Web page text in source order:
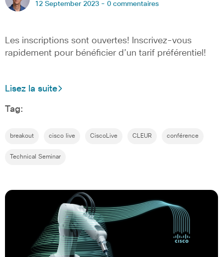
12 September 2023 - 0 commentaires
Les inscriptions sont ouvertes! Inscrivez-vous
rapidement pour bénéficier d’un tarif préférentiel!
Lisez la suite
Tag:
breakout cisco live CiscoLive CLEUR conférence
Technical Seminar